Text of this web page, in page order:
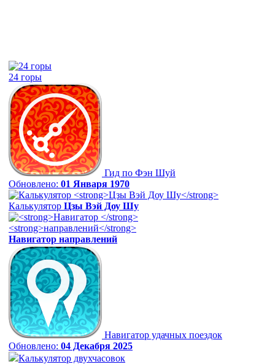
24 горы
Гид по Фэн Шуй
Обновлено: 01 Января 1970
Калькулятор Цзы Вэй Доу Шу
Навигатор направлений
Навигатор удачных поездок
Обновлено: 04 Декабря 2025
Калькулятор двухчасовок